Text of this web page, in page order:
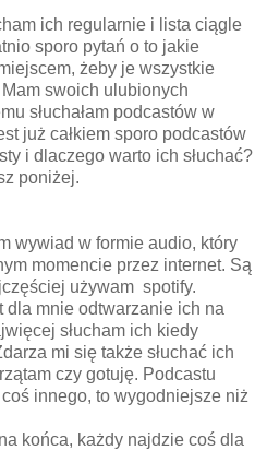
ich regularnie i lista ciągle
sporo pytań o to jakie
żeby je wszystkie
swoich ulubionych
słuchałam podcastów w
już całkiem sporo podcastów
i dlaczego warto ich słuchać?
poniżej.
wywiad w formie audio, który
momencie przez internet. Są
używam spotify.
dla mnie odtwarzanie ich na
słucham ich kiedy
mi się także słuchać ich
czy gotuję. Podcastu
innego, to wygodniejsze niż
końca, każdy najdzie coś dla